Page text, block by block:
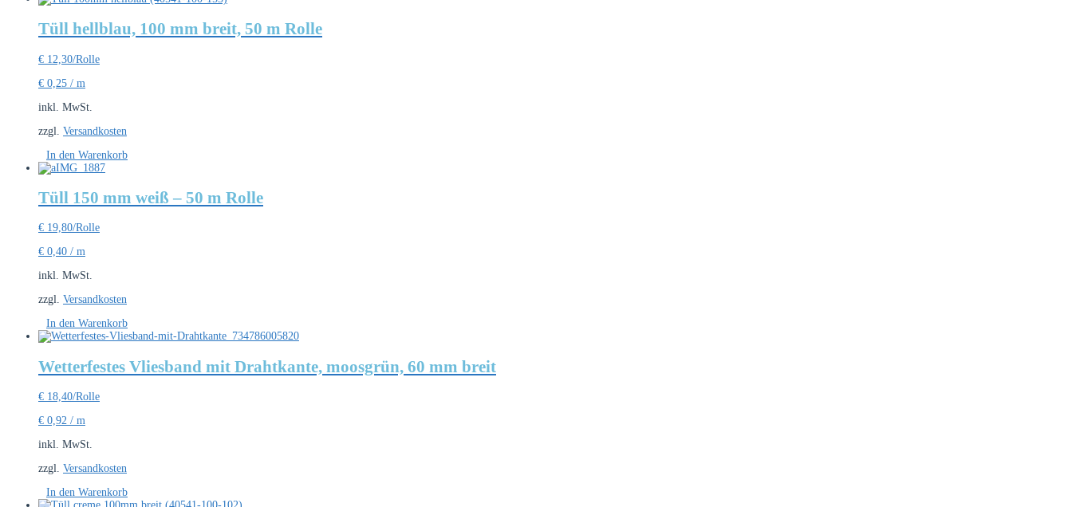
Tüll hellblau, 100 mm breit, 50 m Rolle
€ 12,30/Rolle
€ 0,25 / m
inkl. MwSt.
zzgl. Versandkosten
In den Warenkorb
Tüll 150 mm weiß – 50 m Rolle
€ 19,80/Rolle
€ 0,40 / m
inkl. MwSt.
zzgl. Versandkosten
In den Warenkorb
Wetterfestes Vliesband mit Drahtkante, moosgrün, 60 mm breit
€ 18,40/Rolle
€ 0,92 / m
inkl. MwSt.
zzgl. Versandkosten
In den Warenkorb